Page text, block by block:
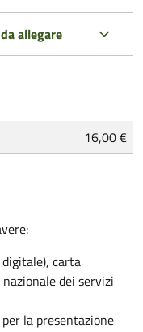
allegare
16,00 €
carta
dei servizi
la presentazione